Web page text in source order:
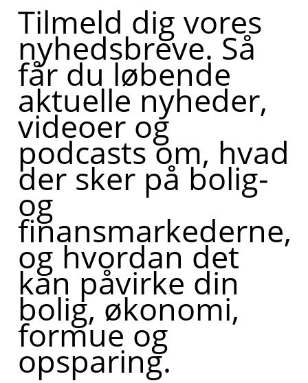
Tilmeld dig vores
nyhedsbreve. Så
får du løbende
aktuelle nyheder,
videoer og
podcasts om, hvad
der sker på bolig-
og
finansmarkederne,
og hvordan det
kan påvirke din
bolig, økonomi,
formue og
opsparing.